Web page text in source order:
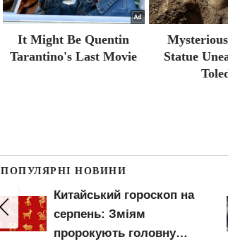
It Might Be Quentin
Tarantino's Last Movie
Statue
ПОПУЛЯРНІ НОВИНИ
Пенсіонери відчують
прибавку в гаманцях:
ПФУ оновив важливий